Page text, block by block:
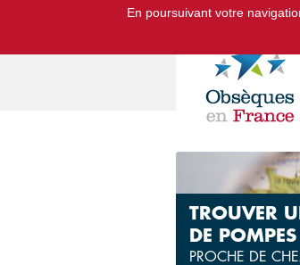
Le Portail
TROUVER
DE
PROCHE DE
En poursuivant votre